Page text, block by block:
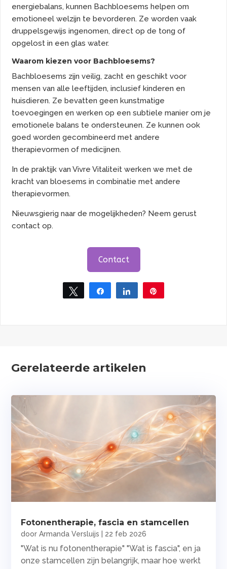
energiebalans, kunnen Bachbloesems helpen om
emotioneel welzijn te bevorderen. Ze worden vaak
druppelsgewijs ingenomen, direct op de tong of
opgelost in een glas water.
Waarom kiezen voor Bachbloesems?
Bachbloesems zijn veilig, zacht en geschikt voor
mensen van alle leeftijden, inclusief kinderen en
huisdieren. Ze bevatten geen kunstmatige
toevoegingen en werken op een subtiele manier om je
emotionele balans te ondersteunen. Ze kunnen ook
goed worden gecombineerd met andere
therapievormen of medicijnen.
In de praktijk van Vivre Vitaliteit werken we met de
kracht van bloesems in combinatie met andere
therapievormen.
Nieuwsgierig naar de mogelijkheden? Neem gerust
contact op.
Contact
Tweet Share Share
Gerelateerde artikelen
Fotonentherapie, fascia en stamcellen
doorArmanda Versluijs 22 feb 2026
"Wat is nu fotonentherapie" "Wat is fascia", en ja
onze stamcellen zijn belangrijk, maar hoe werkt